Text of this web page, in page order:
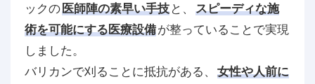
ックの医師陣の素早い手技 と、 スピーディな施
術を可能にする医療設備が整っていることで実現
しました。
バリカンで刈ることに抵抗がある、 女性や人前に